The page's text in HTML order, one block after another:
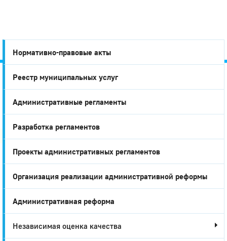
Город
Глазов
Нормативно-правовые акты
Реестр муниципальных услуг
Административные регламенты
Разработка регламентов
Проекты административных регламентов
Организация реализации административной реформы
Административная реформа
Независимая оценка качества